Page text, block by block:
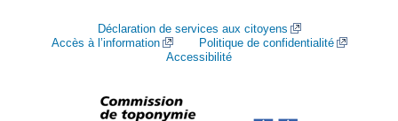
Déclaration de services aux citoyens
Accès à l’information
Politique de confidentialité
Accessibilité